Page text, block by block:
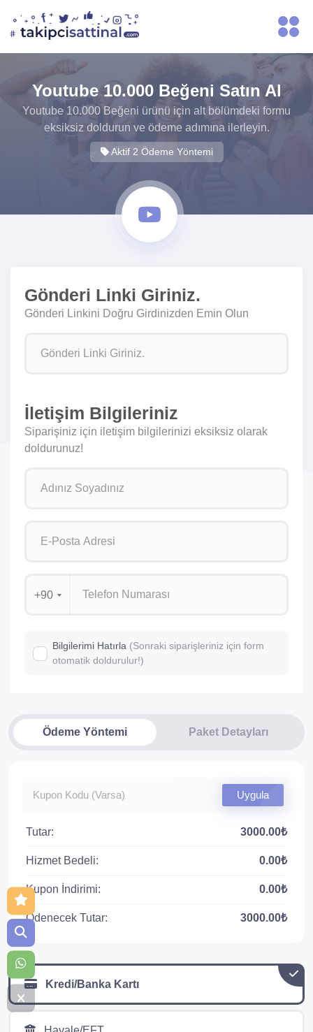
Youtube 10.000 Beğeni Satın Al
Youtube 10.000 Beğeni ürünü için alt bölümdeki formu
eksiksiz doldurun ve ödeme adımına ilerleyin.
Aktif 2 Ödeme Yöntemi
Gönderi Linki Giriniz.
Gönderi Linkini Doğru Girdinizden Emin Olun
İletişim Bilgileriniz
Siparişiniz için iletişim bilgilerinizi eksiksiz olarak
doldurunuz!
+90
Bilgilerimi Hatırla (Sonraki siparişleriniz için form
otomatik doldurulur!)
Ödeme Yöntemi Paket Detayları
Uygula
Tutar: 3000.00₺
Hizmet Bedeli: 0.00₺
Kupon İndirimi: 0.00₺
Ödenecek Tutar: 3000.00₺
Kredi/Banka Kartı